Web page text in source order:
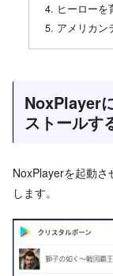
ヒーローを
アメリカン
NoxPlayer
ストールす
NoxPlayerを起動さ
します。